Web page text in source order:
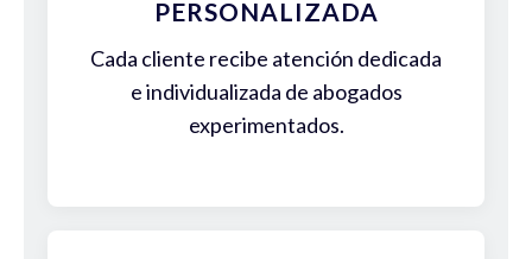
PERSONALIZADA
Cada cliente recibe atención dedicada
e individualizada de abogados
experimentados.